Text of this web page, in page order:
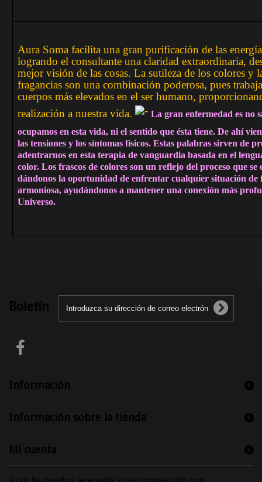
Aura Soma facilita una gran purificación de las
logrando el consultante una claridad extraordinaria,
mejor visión de las cosas. La sutileza de los colores y
fragancias son una combinación poderosa, pues
cuerpos más elevados en el ser humano,
realización a nuestra vida.
La gran enfermedad es no
ocupamos en esta vida, ni el sentido que ésta tiene. De ahí
las tensiones y los síntomas físicos. Estas palabras sirven de
adentrarnos en esta terapia de vanguardia basada en el
color. Los frascos de colores son un reflejo del proceso que se
dándonos la oportunidad de enfrentar cualquier situación de
armoniosa, ayudándonos a mantener una conexión más
Universo.
Boletín
Información
Todos los derechos reservados esoterismoparatodos.com
Información sobre la tienda
Mi cuenta